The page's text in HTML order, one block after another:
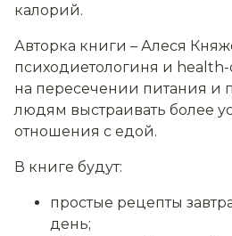
калорий.
Авторка книги – Алеся
психодиетологиня и health-
на пересечении питания и
людям выстраивать более
отношения с едой.
В книге будут:
простые рецепты
день;